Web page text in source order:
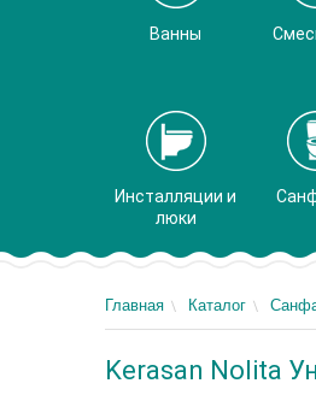
Ванны
Инсталляции и
люки
Главная Каталог
Kerasan Nolita